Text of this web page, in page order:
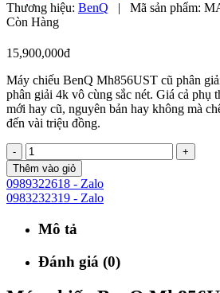
Thương hiệu: BenQ | Mã sản phẩm:
Còn Hàng
15,900,000đ
Máy chiếu BenQ Mh856UST cũ phân
phân giải 4k vô cùng sắc nét. Giá cả phụ
mới hay cũ, nguyên bản hay không mà
đến vài triệu đồng.
-
+
Thêm vào giỏ
0989322618 - Zalo
0983232319 - Zalo
Mô tả
Đánh giá (0)